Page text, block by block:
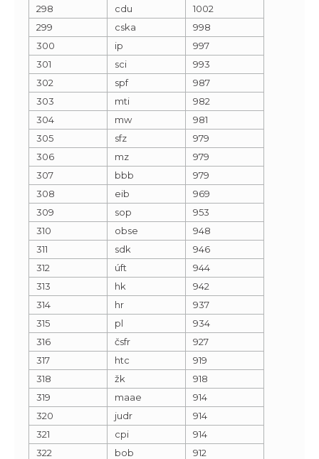
298 cdu
1002
299
cska
998
300
ip
997
301
sci
993
302
spf
987
303
mti
982
304
mw
981
305
sfz
979
306
mz
979
307
bbb
979
308
eib
969
309
sop
953
310
obse
948
311
sdk
946
312
úft
944
313
hk
942
314
hr
937
315
pl
934
316
čsfr
927
317
htc
919
318
žk
918
319
maae
914
320
judr
914
321
cpi
914
322
bob
912